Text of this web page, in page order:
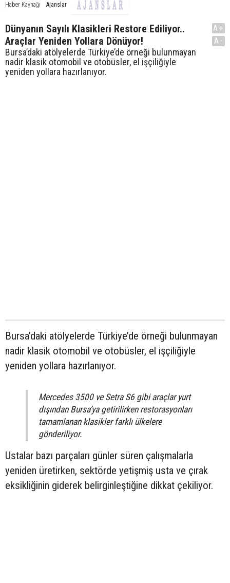
Haber Kaynağı Ajanslar
Dünyanın Sayılı Klasikleri Restore Ediliyor..
Araçlar Yeniden Yollara Dönüyor!
Bursa’daki atölyelerde Türkiye’de örneği bulunmayan
nadir klasik otomobil ve otobüsler, el işçiliğiyle
yeniden yollara hazırlanıyor.
A+
A-
Bursa’daki atölyelerde Türkiye’de örneği bulunmayan
nadir klasik otomobil ve otobüsler, el işçiliğiyle
yeniden yollara hazırlanıyor.
Mercedes 3500 ve Setra S6 gibi araçlar yurt
dışından Bursa’ya getirilirken restorasyonları
tamamlanan klasikler farklı ülkelere
gönderiliyor.
Ustalar bazı parçaları günler süren çalışmalarla
yeniden üretirken, sektörde yetişmiş usta ve çırak
eksikliğinin giderek belirginleştiğine dikkat çekiliyor.